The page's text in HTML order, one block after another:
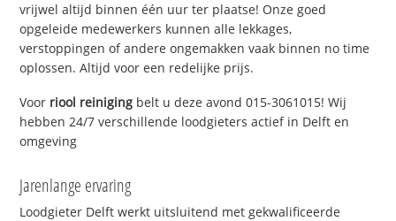
vrijwel altijd binnen één uur ter plaatse! Onze goed
opgeleide medewerkers kunnen alle lekkages,
verstoppingen of andere ongemakken vaak binnen no time
oplossen. Altijd voor een redelijke prijs.
Voor riool reiniging belt u deze avond 015-3061015! Wij
hebben 24/7 verschillende loodgieters actief in Delft en
omgeving
Jarenlange ervaring
Loodgieter Delft werkt uitsluitend met gekwalificeerde